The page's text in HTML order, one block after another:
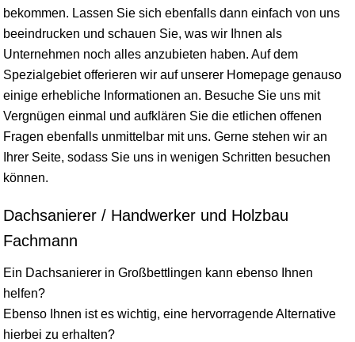
bekommen. Lassen Sie sich ebenfalls dann einfach von uns
beeindrucken und schauen Sie, was wir Ihnen als
Unternehmen noch alles anzubieten haben. Auf dem
Spezialgebiet offerieren wir auf unserer Homepage genauso
einige erhebliche Informationen an. Besuche Sie uns mit
Vergnügen einmal und aufklären Sie die etlichen offenen
Fragen ebenfalls unmittelbar mit uns. Gerne stehen wir an
Ihrer Seite, sodass Sie uns in wenigen Schritten besuchen
können.
Dachsanierer / Handwerker und Holzbau
Fachmann
Ein Dachsanierer in Großbettlingen kann ebenso Ihnen
helfen?
Ebenso Ihnen ist es wichtig, eine hervorragende Alternative
hierbei zu erhalten?